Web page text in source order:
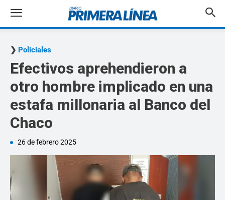
Policiales
Efectivos aprehendieron a
otro hombre implicado en una
estafa millonaria al Banco del
Chaco
26 de febrero 2025